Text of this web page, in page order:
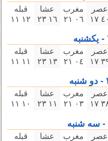
عصر
٤۰ ۱٧
مغرب
۰٦ ۲۱
عشا
۱٦ ۲۳
قبله
۱۲ ۱۱
عصر
۱٧
مغرب
۰٤ ۲۱
عشا
۱۳ ۲۳
قبله
۱۱ ۱۱
عصر
۱٧
مغرب
۰۳ ۲۱
عشا
۱۱ ۲۳
قبله
۱۰ ۱۱
عصر
مغرب
عشا
قبله